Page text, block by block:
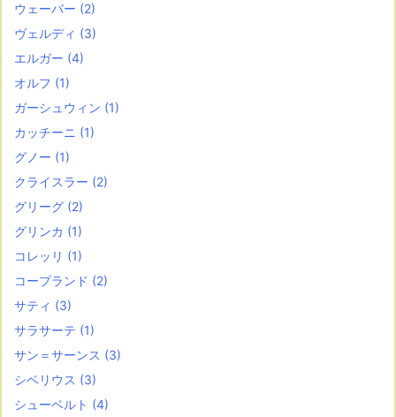
ウェーバー (2)
ヴェルディ (3)
エルガー (4)
オルフ (1)
ガーシュウィン (1)
カッチーニ (1)
グノー (1)
クライスラー (2)
グリーグ (2)
グリンカ (1)
コレッリ (1)
コープランド (2)
サティ (3)
サラサーテ (1)
サン＝サーンス (3)
シベリウス (3)
シューベルト (4)